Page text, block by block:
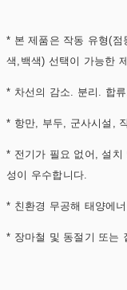
* 본 제품은 작동 유형(점
색,백색) 선택이 가능한
* 차선의 감소. 분리. 합
* 항만, 부두, 군사시설,
* 전기가 필요 없어, 설치
성이 우수합니다.
* 친환경 무공해 태양에
* 장마철 및 동절기 또는